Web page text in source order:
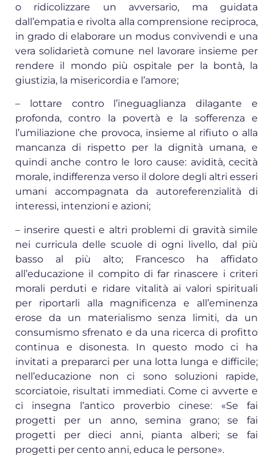
o ridicolizzare un avversario, ma guidata
dall’empatia e rivolta alla comprensione reciproca,
in grado di elaborare un modus convivendi e una
vera solidarietà comune nel lavorare insieme per
rendere il mondo più ospitale per la bontà, la
giustizia, la misericordia e l’amore;
– lottare contro l’ineguaglianza dilagante e
profonda, contro la povertà e la sofferenza e
l’umiliazione che provoca, insieme al rifiuto o alla
mancanza di rispetto per la dignità umana, e
quindi anche contro le loro cause: avidità, cecità
morale, indifferenza verso il dolore degli altri esseri
umani accompagnata da autoreferenzialità di
interessi, intenzioni e azioni;
– inserire questi e altri problemi di gravità simile
nei curricula delle scuole di ogni livello, dal più
basso al più alto; Francesco ha affidato
all’educazione il compito di far rinascere i criteri
morali perduti e ridare vitalità ai valori spirituali
per riportarli alla magnificenza e all’eminenza
erose da un materialismo senza limiti, da un
consumismo sfrenato e da una ricerca di profitto
continua e disonesta. In questo modo ci ha
invitati a prepararci per una lotta lunga e difficile;
nell’educazione non ci sono soluzioni rapide,
scorciatoie, risultati immediati. Come ci avverte e
ci insegna l’antico proverbio cinese: «Se fai
progetti per un anno, semina grano; se fai
progetti per dieci anni, pianta alberi; se fai
progetti per cento anni, educa le persone».